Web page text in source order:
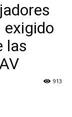
exigido
las
913